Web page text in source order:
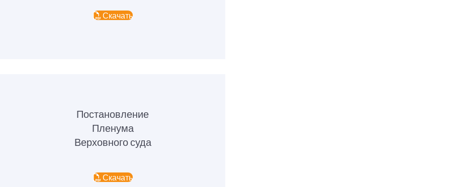
Скачать
Постановление
Пленума
Верховного суда
Скачать